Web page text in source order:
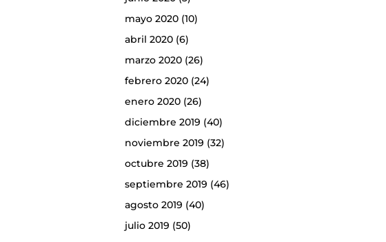
mayo 2020(10)
abril 2020(6)
marzo 2020(26)
febrero 2020(24)
enero 2020(26)
diciembre 2019 (40)
noviembre 2019 (32)
octubre 2019 (38)
septiembre 2019 (46)
agosto 2019 (40)
julio 2019 (50)